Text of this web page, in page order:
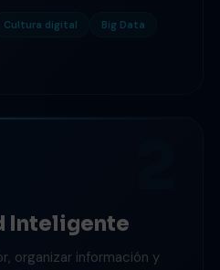
Cultura digital
Big Data
Inteligente
organizar información y